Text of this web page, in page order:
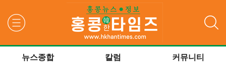
뉴스종합 칼럼 커뮤니티